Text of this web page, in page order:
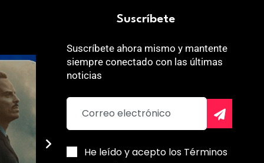
Suscríbete
Suscríbete ahora mismo y mantente
siempre conectado con las últimas
noticias
He leído y acepto los Términos